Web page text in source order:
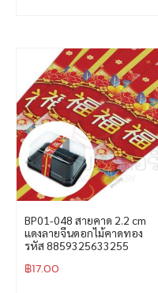
BP01-048 สายคาด 2.2 cm
แดงลายจีนดอกไม้คาดทอง
รหัส 8859325633255
฿17.00